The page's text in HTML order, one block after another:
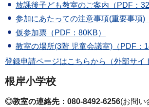
放課後子ども教室のご案内（PDF：
参加にあたっての注意事項(重要事項)
仮参加票（PDF：80KB）
教室の場所(3階 児童会議室)（PDF：
登録申請ページはこちらから（外部サイ
根岸小学校
◎教室の連絡先：080-8492-6256(お問い